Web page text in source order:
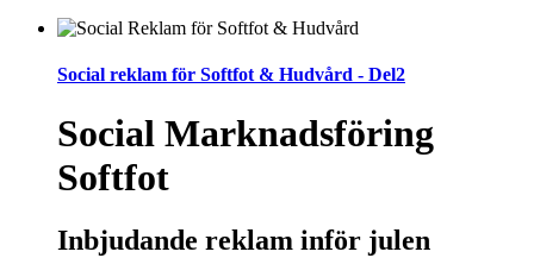
Social reklam för Softfot & Hudvård - Del2
Social Marknadsföring
Softfot
Inbjudande reklam inför julen